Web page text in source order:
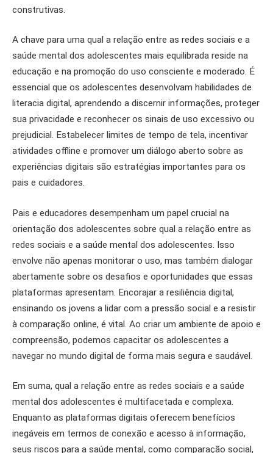
construtivas.
A chave para uma qual a relação entre as redes sociais e a
saúde mental dos adolescentes mais equilibrada reside na
educação e na promoção do uso consciente e moderado. É
essencial que os adolescentes desenvolvam habilidades de
literacia digital, aprendendo a discernir informações, proteger
sua privacidade e reconhecer os sinais de uso excessivo ou
prejudicial. Estabelecer limites de tempo de tela, incentivar
atividades offline e promover um diálogo aberto sobre as
experiências digitais são estratégias importantes para os
pais e cuidadores.
Pais e educadores desempenham um papel crucial na
orientação dos adolescentes sobre qual a relação entre as
redes sociais e a saúde mental dos adolescentes. Isso
envolve não apenas monitorar o uso, mas também dialogar
abertamente sobre os desafios e oportunidades que essas
plataformas apresentam. Encorajar a resiliência digital,
ensinando os jovens a lidar com a pressão social e a resistir
à comparação online, é vital. Ao criar um ambiente de apoio e
compreensão, podemos capacitar os adolescentes a
navegar no mundo digital de forma mais segura e saudável.
Em suma, qual a relação entre as redes sociais e a saúde
mental dos adolescentes é multifacetada e complexa.
Enquanto as plataformas digitais oferecem benefícios
inegáveis em termos de conexão e acesso à informação,
seus riscos para a saúde mental, como comparação social,